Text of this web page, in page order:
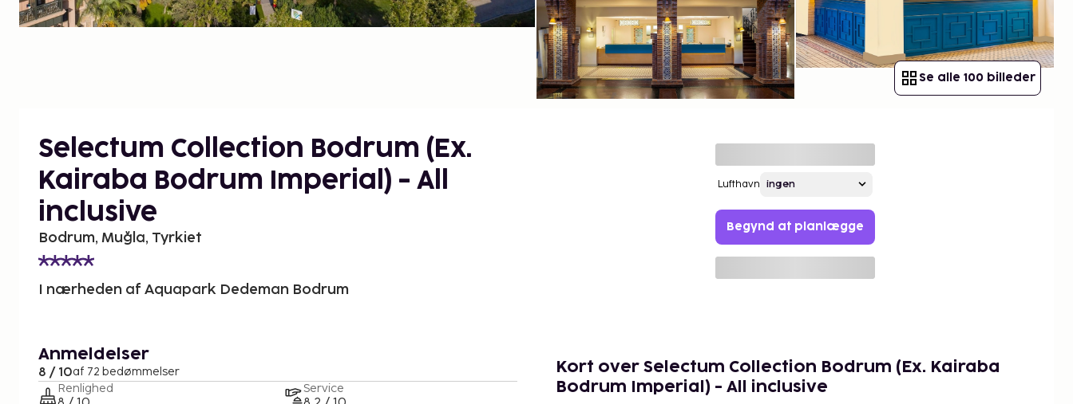
Se alle 100 billeder
Selectum Collection Bodrum (Ex.
Kairaba Bodrum Imperial) - All
inclusive
Bodrum, Muğla, Tyrkiet
I nærheden af Aquapark Dedeman Bodrum
Lufthavn
Begynd at planlægge
Anmeldelser
8 / 10af 72 bedømmelser
Renlighed
Service
Kort over Selectum Collection Bodrum (Ex. Kairaba
Bodrum Imperial) - All inclusive